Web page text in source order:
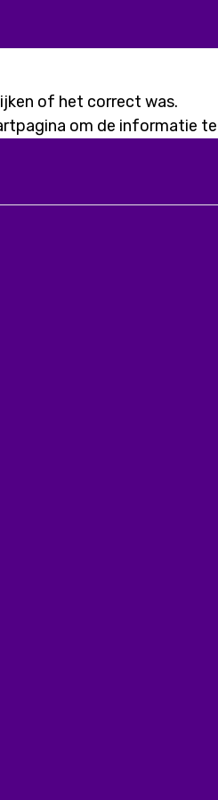
of het correct was.
om de informatie